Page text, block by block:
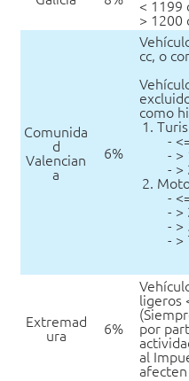
< 1199
> 1200
Comunida
d
Valencian
a
6%
cc, o
como
-
- >
- >
-
- >
- >
- >
Extremad
ura 6%
ligeros
por
al